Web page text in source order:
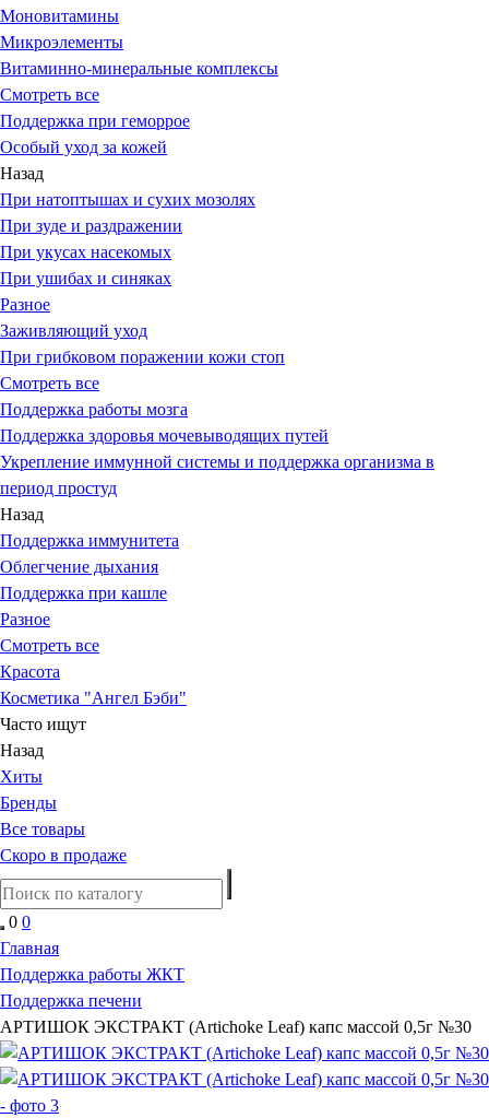
Моновитамины
Микроэлементы
Витаминно-минеральные комплексы
Смотреть все
Поддержка при геморрое
Особый уход за кожей
Назад
При натоптышах и сухих мозолях
При зуде и раздражении
При укусах насекомых
При ушибах и синяках
Разное
Заживляющий уход
При грибковом поражении кожи стоп
Смотреть все
Поддержка работы мозга
Поддержка здоровья мочевыводящих путей
Укрепление иммунной системы и поддержка организма в
период простуд
Назад
Поддержка иммунитета
Облегчение дыхания
Поддержка при кашле
Разное
Смотреть все
Красота
Косметика "Ангел Бэби"
Часто ищут
Назад
Хиты
Бренды
Все товары
Скоро в продаже
0 0
Главная
Поддержка работы ЖКТ
Поддержка печени
АРТИШОК ЭКСТРАКТ (Artiсhоke Leaf) капс массой 0,5г №30